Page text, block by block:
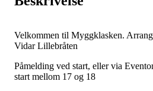
Velkommen til Myggklasken.
Vidar Lillebråten
Påmelding ved start, eller via
start mellom 17 og 18